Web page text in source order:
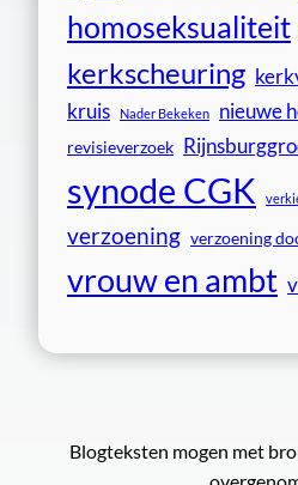
homoseksualiteit
kerkscheuring
kruis Nader Bekeken nieuwe
revisieverzoek
synode CGK
verzoening verzoening
vrouw en ambt
Blogteksten mogen met